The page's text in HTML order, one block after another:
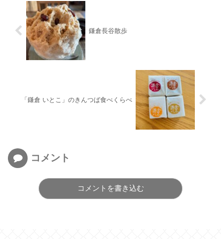
鎌倉長谷散歩
「鎌倉 いとこ」のきんつば食べくらべ
コメント
コメントを書き込む